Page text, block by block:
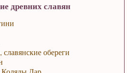
древних славян
обереги